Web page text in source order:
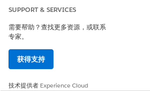
监视自动安装的应用程序
本文章是否解决您的问题？
SUPPORT & SERVICES
需要帮助？查找更多资源，或联系
专家。
获得支持
技术提供者 Experience Cloud